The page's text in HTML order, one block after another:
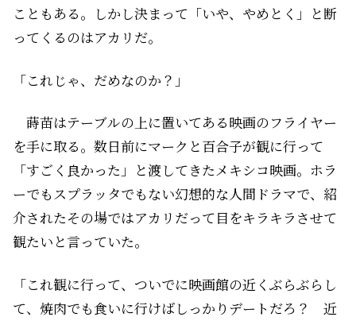
こともある。しかし決まって「いや、やめとく」と断
ってくるのはアカリだ。
「これじゃ、だめなのか？」
蒔苗はテーブルの上に置いてある映画のフライヤー
を手に取る。数日前にマークと百合子が観に行って
「すごく良かった」と渡してきたメキシコ映画。ホラ
ーでもスプラッタでもない幻想的な人間ドラマで、紹
介されたその場ではアカリだって目をキラキラさせて
観たいと言っていた。
「これ観に行って、ついでに映画館の近くぶらぶらし
て、焼肉でも食いに行けばしっかりデートだろ？ 近